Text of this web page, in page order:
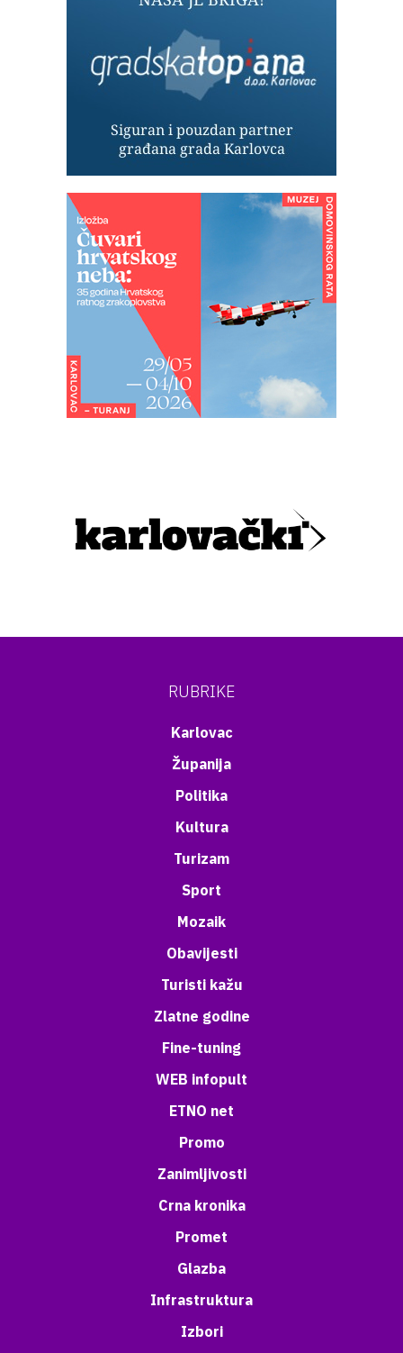
RUBRIKE
Karlovac
Županija
Politika
Kultura
Turizam
Sport
Mozaik
Obavijesti
Turisti kažu
Zlatne godine
Fine-tuning
WEB infopult
ETNO net
Promo
Zanimljivosti
Crna kronika
Promet
Glazba
Infrastruktura
Izbori